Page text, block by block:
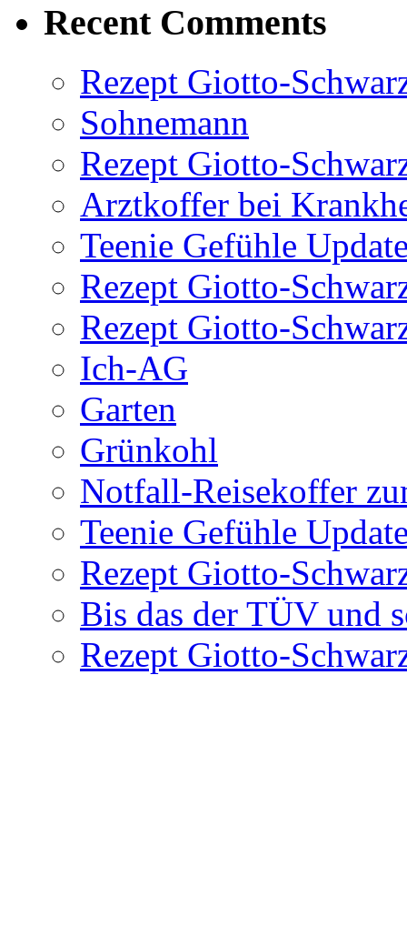
Recent Comments
Rezept Giotto-
Sohnemann
Rezept Giotto-
Arztkoffer bei
Teenie Gefühle
Rezept Giotto-
Rezept Giotto-
Ich-AG
Garten
Grünkohl
Notfall-Reisekoffer
Teenie Gefühle
Rezept Giotto-
Bis das der TÜV und
Rezept Giotto-